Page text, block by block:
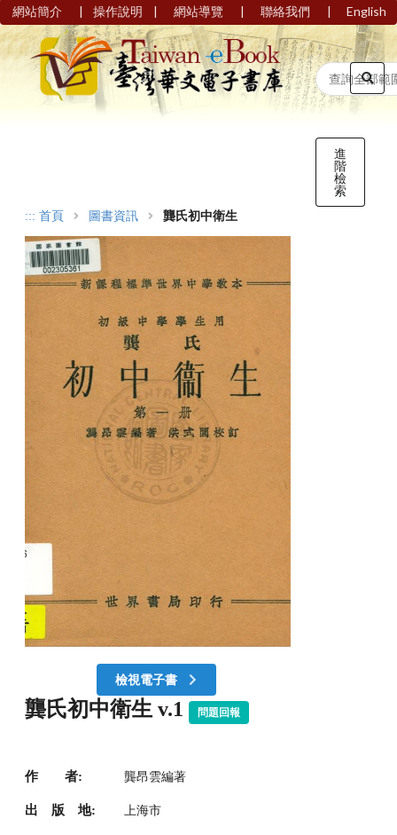
網站簡介 | 操作說明 | 網站導覽 | 聯絡我們 | English
進
階
檢
索
::: 首頁 圖書資訊 龔氏初中衛生
檢視電子書
龔氏初中衛生 v.1 問題回報
作 者: 龔昂雲編著
出 版 地: 上海市